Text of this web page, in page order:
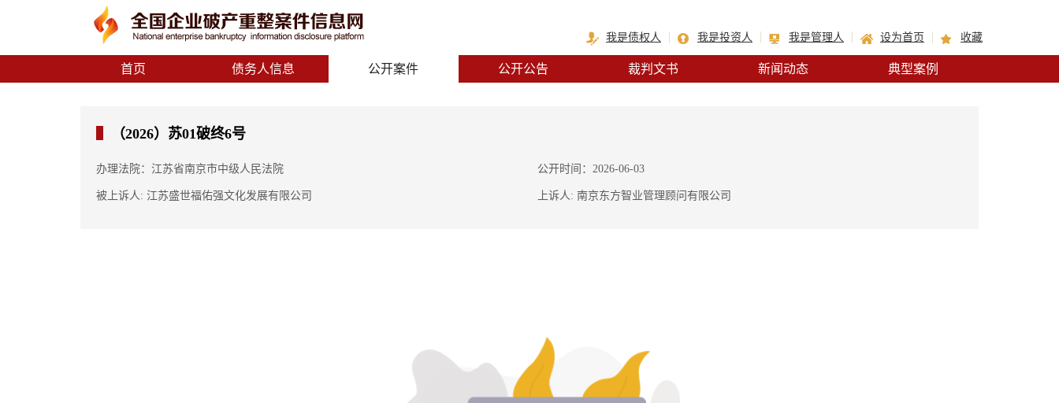
我是债权人 我是投资人 我是管理人 设为首页 收藏
首页 债务人信息 公开案件 公开公告 裁判文书 新闻动态 典型案例
（2026）苏01破终6号
办理法院：江苏省南京市中级人民法院 公开时间：2026-06-03
被上诉人: 江苏盛世福佑强文化发展有限公司 上诉人: 南京东方智业管理顾问有限公司